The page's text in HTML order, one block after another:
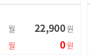
월 22,900원
월 0원